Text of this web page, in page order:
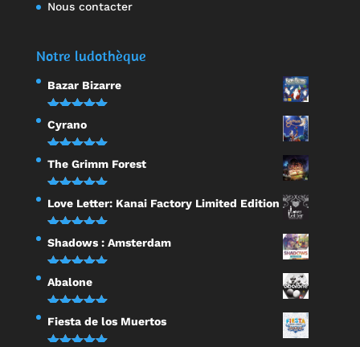
Nous contacter
Notre ludothèque
Bazar Bizarre
Note5.00
sur 5
Cyrano
Note5.00
sur 5
The Grimm Forest
Note 5.00
sur 5
Love Letter: Kanai Factory Limited Edition
Note5.00
sur 5
Shadows : Amsterdam
Note5.00
sur 5
Abalone
Note5.00
sur 5
Fiesta de los Muertos